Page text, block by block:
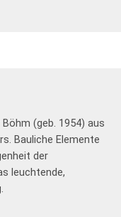
(geb. 1954) aus
Bauliche Elemente
der
leuchtende,